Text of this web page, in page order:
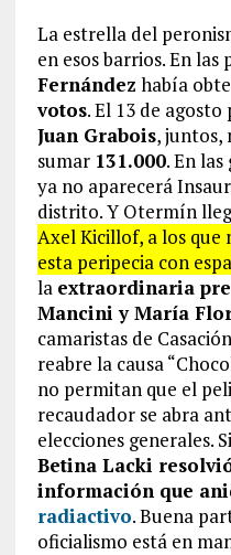
La estrella del
en esos barrios. En las
Fernández había
votos. El 13 de agosto
Juan Grabois, juntos,
sumar 131.000. En
ya no aparecerá
distrito. Y Otermín
Axel Kicillof, a los que
esta peripecia con
la extraordinaria
Mancini y María
camaristas de
reabre la causa
no permitan que el
recaudador se abra
elecciones generales.
Betina Lacki
información que
radiactivo. Buena
oficialismo está en